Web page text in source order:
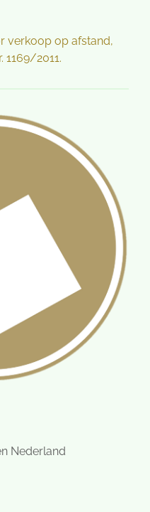
verkoop op afstand,
1169/2011.
Nederland